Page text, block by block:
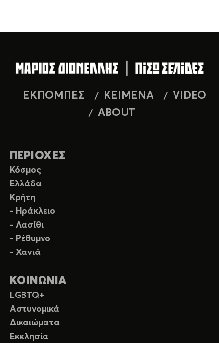
ΕΚΠΟΜΠΕΣ ΚΕΙΜΕΝΑ
VIDEO
ABOUT
ΠΕΡΙΟΧΕΣ
Κόσμος
Ελλάδα
Κρήτη
- Ηράκλειο
- Λασίθι
- Ρέθυμνο
- Χανιά
ΚΟΙΝΩΝΙΑ
LGBTQ+
Αστυνομικά
Δικαιώματα
Εκκλησία